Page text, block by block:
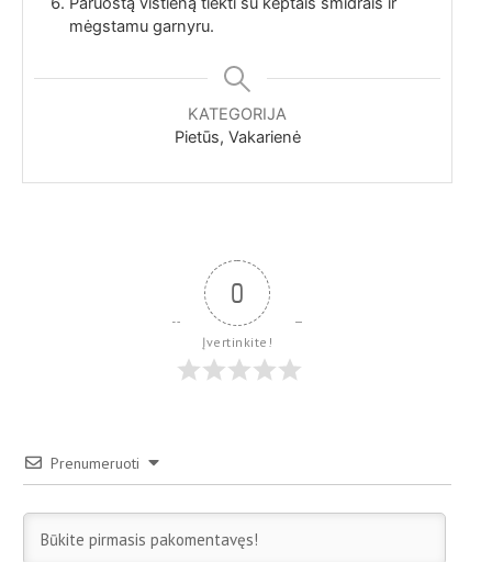
mėgstamu garnyru.
KATEGORIJA
Pietūs, Vakarienė
0
Įvertinkite!
Prenumeruoti